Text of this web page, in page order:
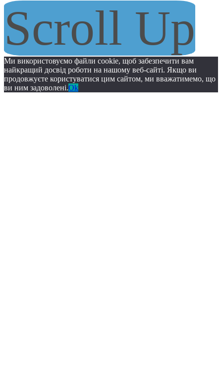
Scroll Up
Ми використовуємо файли cookie, щоб забезпечити вам
найкращий досвід роботи на нашому веб-сайті. Якщо ви
продовжуєте користуватися цим сайтом, ми вважатимемо, що
ви ним задоволені.Ok